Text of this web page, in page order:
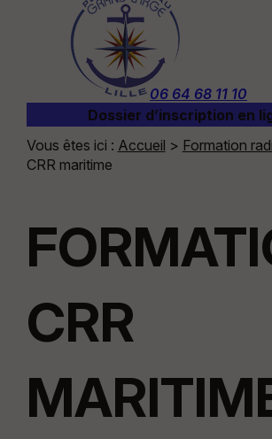
06 64 68 11 10
Dossier d’inscription en
Vous êtes ici : Accueil > Formation
CRR maritime
CRR
Panneau de gestion des cookies